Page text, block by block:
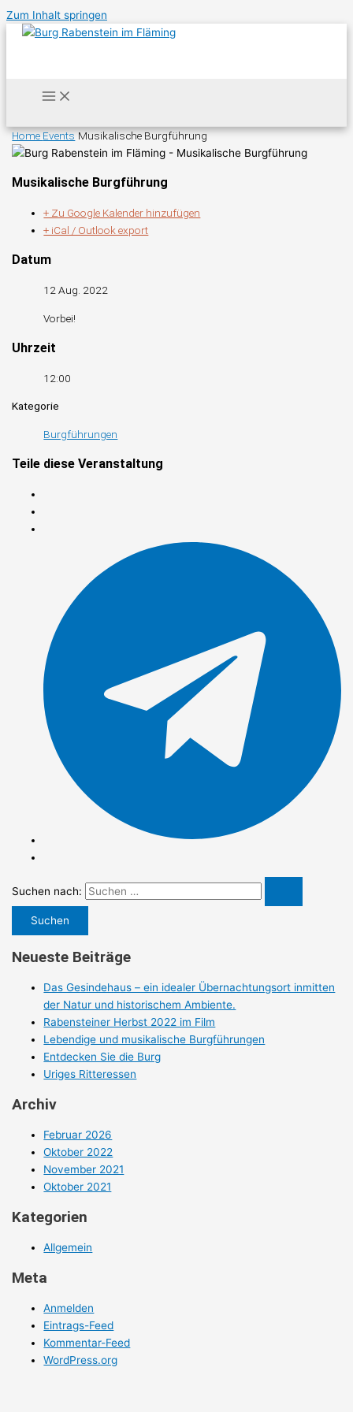
Zum Inhalt springen
HomeEvents Musikalische Burgführung
Musikalische Burgführung
+ Zu Google Kalender hinzufügen
+ iCal / Outlook export
Datum
12 Aug. 2022
Vorbei!
Uhrzeit
12:00
Kategorie
Burgführungen
Teile diese Veranstaltung
Suchen nach:
Neueste Beiträge
Das Gesindehaus – ein idealer Übernachtungsort inmitten
der Natur und historischem Ambiente.
Rabensteiner Herbst 2022 im Film
Lebendige und musikalische Burgführungen
Entdecken Sie die Burg
Uriges Ritteressen
Archiv
Februar 2026
Oktober 2022
November 2021
Oktober 2021
Kategorien
Allgemein
Meta
Anmelden
Eintrags-Feed
Kommentar-Feed
WordPress.org